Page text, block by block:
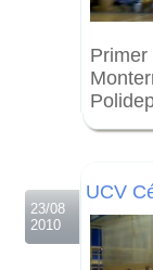
23/08
2010
UCV